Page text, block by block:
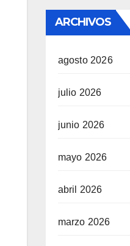
ARCHIVOS
agosto 2026
julio 2026
junio 2026
mayo 2026
abril 2026
marzo 2026